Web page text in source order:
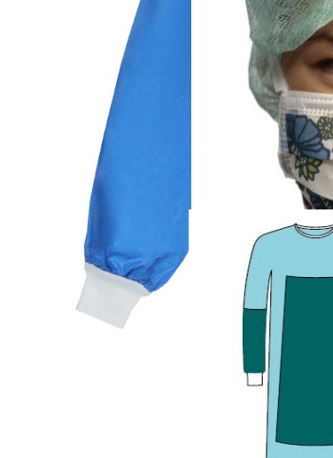
Dezynfekcja i
Dezynfekcja i środki ochrony indywidualnej
Fartuch chirurgiczny Special
Dezynfekcja i
Maska